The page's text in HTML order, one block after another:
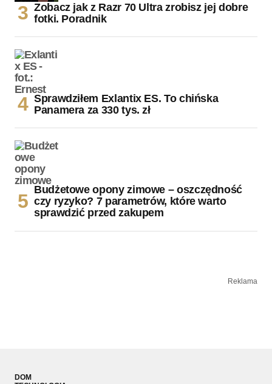
Zobacz jak z Razr 70 Ultra zrobisz jej dobre
fotki. Poradnik
Sprawdziłem Exlantix ES. To chińska
Panamera za 330 tys. zł
Budżetowe opony zimowe – oszczędność
czy ryzyko? 7 parametrów, które warto
sprawdzić przed zakupem
Reklama
DOM